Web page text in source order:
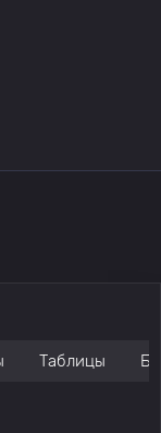
Таблицы